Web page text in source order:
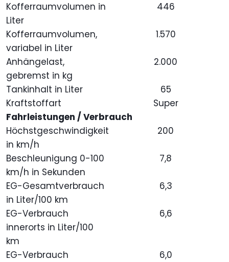
Kofferraumvolumen in
Liter
446
Kofferraumvolumen,
variabel in Liter
1.570
Anhängelast,
gebremst in kg
2.000
Tankinhalt in Liter
65
Kraftstoffart
Super
Fahrleistungen / Verbrauch
Höchstgeschwindigkeit
in km/h
200
Beschleunigung 0-100
km/h in Sekunden
7,8
EG-Gesamtverbrauch
in Liter/100 km
6,3
EG-Verbrauch
innerorts in Liter/100
km
6,6
EG-Verbrauch
6,0